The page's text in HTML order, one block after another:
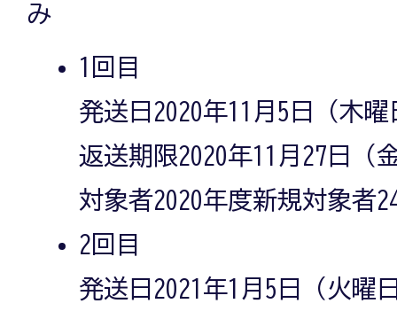
み
1回目
発送日2020年11月5日（木曜
返送期限2020年11月27日（
対象者2020年度新規対象者
2回目
発送日2021年1月5日（火曜